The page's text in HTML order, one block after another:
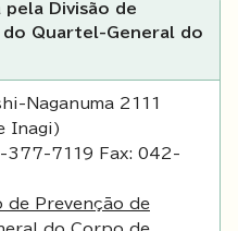
pela Divisão de
do Quartel-General do
Naganuma 2111
Inagi)
377-7119 Fax: 042-
de Prevenção de